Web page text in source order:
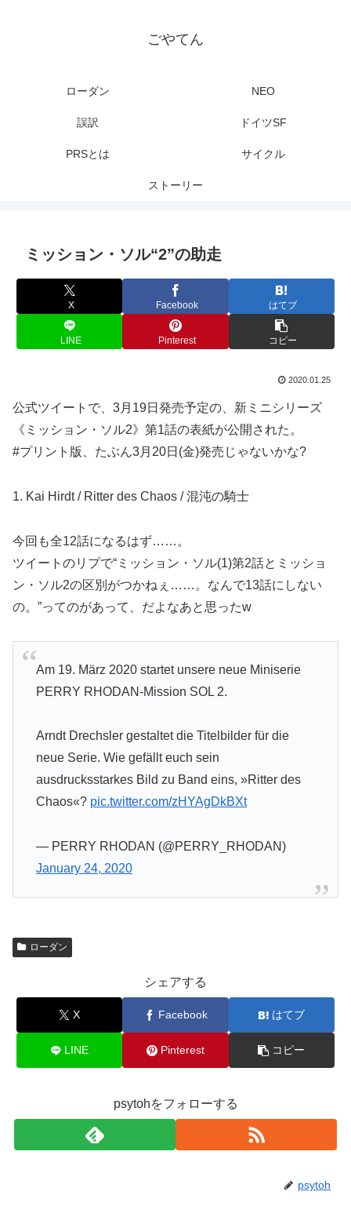
ごやてん
ローダン NEO
誤訳 ドイツSF
PRSとは サイクル
ストーリー
ミッション・ソル“2”の助走
X Facebook はてブ
LINE Pinterest コピー
2020.01.25
公式ツイートで、3月19日発売予定の、新ミニシリーズ
《ミッション・ソル2》第1話の表紙が公開された。
#プリント版、たぶん3月20日(金)発売じゃないかな?
1. Kai Hirdt / Ritter des Chaos / 混沌の騎士
今回も全12話になるはず……。
ツイートのリプで“ミッション・ソル(1)第2話とミッショ
ン・ソル2の区別がつかねぇ……。なんで13話にしない
の。”ってのがあって、だよなあと思ったw
Am 19. März 2020 startet unsere neue Miniserie
PERRY RHODAN-Mission SOL 2.
Arndt Drechsler gestaltet die Titelbilder für die
neue Serie. Wie gefällt euch sein
ausdrucksstarkes Bild zu Band eins, »Ritter des
Chaos«? pic.twitter.com/zHYAgDkBXt
— PERRY RHODAN (@PERRY_RHODAN)
January 24, 2020
ローダン
シェアする
X Facebook はてブ
LINE Pinterest コピー
psytohをフォローする
psytoh